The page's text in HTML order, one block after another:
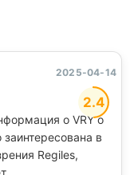
2.4
2025-04-14
о VRY о
в
Regiles,